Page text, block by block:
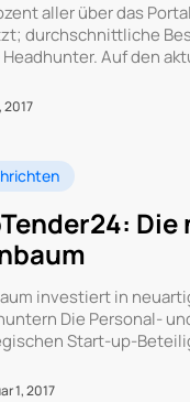
aller über das
durchschnittliche
Headhunter. Auf den
2017
investiert in
Die Personal-
Start-up-
1, 2017